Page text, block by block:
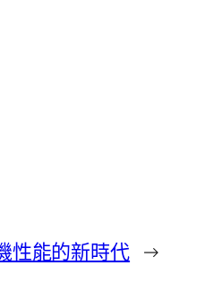
性能的新時代 →